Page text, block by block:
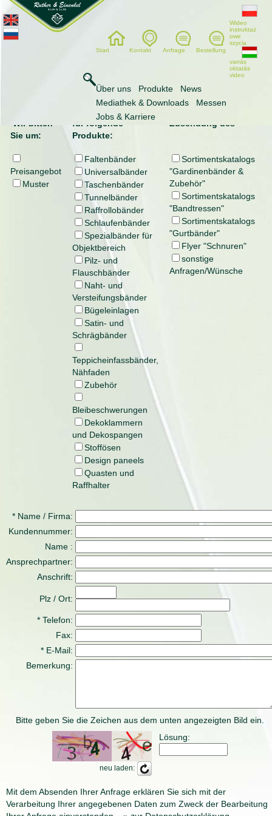
Start Kontakt Anfrage Bestellung
Wideo
instruktaż
owe
szycia
varrás
oktatás
video
Über uns Produkte
News
Mediathek & Downloads
Messen
Jobs & Karriere
Anfrage
Wir bitten
Sie um:
für folgende
Produkte:
Zusendung des
Preisangebot
Muster
Faltenbänder
Universalbänder
Taschenbänder
Tunnelbänder
Raffrollobänder
Schlaufenbänder
Spezialbänder für
Objektbereich
Pilz- und
Flauschbänder
Naht- und
Versteifungsbänder
Bügeleinlagen
Satin- und
Schrägbänder
Teppicheinfassbänder,
Nähfaden
Zubehör
Bleibeschwerungen
Dekoklammern
und Dekospangen
Stoffösen
Design paneels
Quasten und
Raffhalter
Sortimentskatalogs
"Gardinenbänder &
Zubehör"
Sortimentskatalogs
"Bandtressen"
Sortimentskatalogs
"Gurtbänder"
Flyer "Schnuren"
sonstige
Anfragen/Wünsche
* Name / Firma:
Kundennummer:
Name :
Ansprechpartner:
Anschrift:
Plz / Ort:
* Telefon:
Fax:
* E-Mail:
Bemerkung:
Bitte geben Sie die Zeichen aus dem unten angezeigten Bild ein.
neu laden:
Lösung:
Mit dem Absenden Ihrer Anfrage erklären Sie sich mit der
Verarbeitung Ihrer angegebenen Daten zum Zweck der Bearbeitung